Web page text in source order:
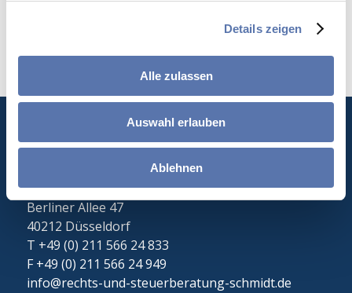
Details zeigen
Alle zulassen
Auswahl erlauben
Ablehnen
Rechts- und Steuerberatung Schmidt
Rechtsanwalt | Steuerberater
Berliner Allee 47
40212 Düsseldorf
T +49 (0) 211 566 24 833
F +49 (0) 211 566 24 949
info@rechts-und-steuerberatung-schmidt.de